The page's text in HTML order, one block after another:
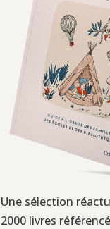
Une sélection
2000 livres